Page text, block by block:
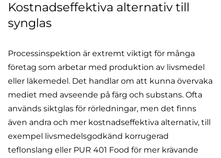
Kostnadseffektiva alternativ till
synglas
Processinspektion är extremt viktigt för många
företag som arbetar med produktion av livsmedel
eller läkemedel. Det handlar om att kunna övervaka
mediet med avseende på färg och substans. Ofta
används siktglas för rörledningar, men det finns
även andra och mer kostnadseffektiva alternativ, till
exempel livsmedelsgodkänd korrugerad
teflonslang eller PUR 401 Food för mer krävande